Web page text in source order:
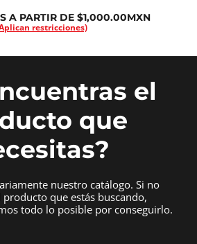
A PARTIR DE $1,000.00MXN
restricciones)
el
que
nuestro catálogo. Si no
que estás buscando,
todo lo posible por conseguirlo.